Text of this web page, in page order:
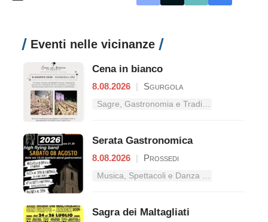
Eventi nelle vicinanze
Cena in bianco
8.08.2026 | Sgurgola
Serata Gastronomica
8.08.2026 | Prossedi
Sagra dei Maltagliati